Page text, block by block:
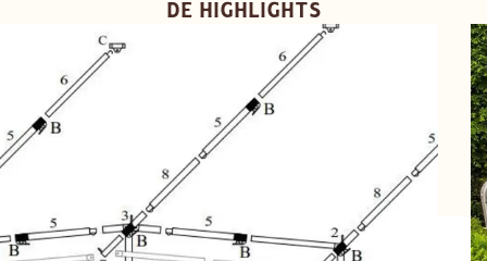
DE HIGHLIGHTS